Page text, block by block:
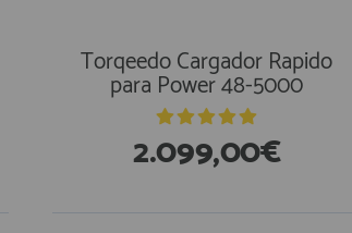
Torqeedo Cargador Rapido
para Power 48-5000
2.099,00€